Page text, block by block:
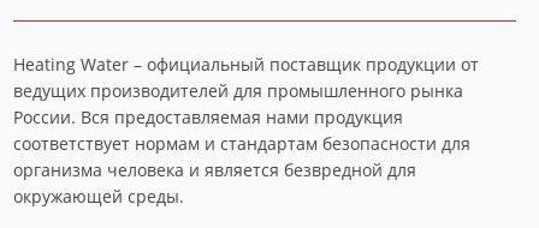
Heating Water – официальный поставщик продукции от
ведущих производителей для промышленного рынка
России. Вся предоставляемая нами продукция
соответствует нормам и стандартам безопасности для
организма человека и является безвредной для
окружающей среды.